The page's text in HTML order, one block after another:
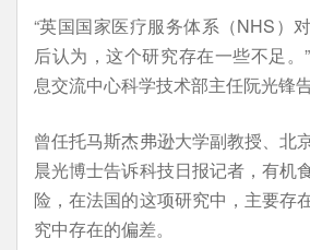
“英国国家医疗服务体系（NHS）
后认为，这个研究存在一些不足
息交流中心科学技术部主任阮光锋
曾任托马斯杰弗逊大学副教授、北
晨光博士告诉科技日报记者，有机
险，在法国的这项研究中，主要存
究中存在的偏差。